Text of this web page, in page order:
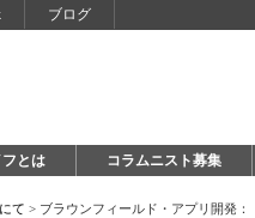
ブログ
とは コラムニスト募集
て > ブラウンフィールド・アプリ開発：